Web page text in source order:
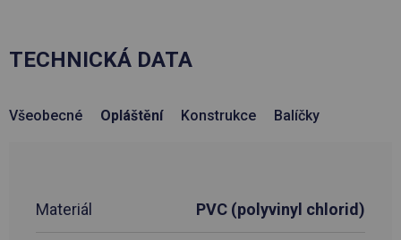
TECHNICKÁ DATA
Všeobecné Opláštění Konstrukce Balíčky
Materiál PVC (polyvinyl chlorid)